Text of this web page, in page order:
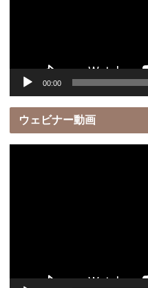
00:00
ウェビナー動画